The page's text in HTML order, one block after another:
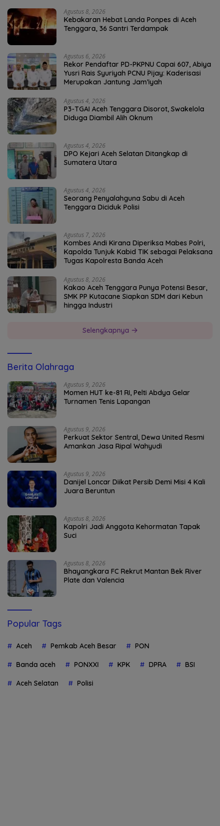
Agustus 8, 2026
Kebakaran Hebat Landa Ponpes di Aceh
Tenggara, 36 Santri Terdampak
Agustus 6, 2026
Rekor Pendaftar PD-PKPNU Capai 607, Abiya
Yusri Rais Syuriyah PCNU Pijay: Kaderisasi
Merupakan Jantung Jam’iyah
Agustus 4, 2026
P3-TGAI Aceh Tenggara Disorot, Swakelola
Diduga Diambil Alih Oknum
Agustus 4, 2026
DPO Kejari Aceh Selatan Ditangkap di
Sumatera Utara
Agustus 4, 2026
Seorang Penyalahguna Sabu di Aceh
Tenggara Diciduk Polisi
Agustus 7, 2026
Kombes Andi Kirana Diperiksa Mabes Polri,
Kapolda Tunjuk Kabid TIK sebagai Pelaksana
Tugas Kapolresta Banda Aceh
Agustus 8, 2026
Kakao Aceh Tenggara Punya Potensi Besar,
SMK PP Kutacane Siapkan SDM dari Kebun
hingga Industri
Selengkapnya
Berita Olahraga
Agustus 9, 2026
Momen HUT ke-81 RI, Pelti Abdya Gelar
Turnamen Tenis Lapangan
Agustus 9, 2026
Perkuat Sektor Sentral, Dewa United Resmi
Amankan Jasa Ripal Wahyudi
Agustus 9, 2026
Danijel Loncar Diikat Persib Demi Misi 4 Kali
Juara Beruntun
Agustus 8, 2026
Kapolri Jadi Anggota Kehormatan Tapak
Suci
Agustus 8, 2026
Bhayangkara FC Rekrut Mantan Bek River
Plate dan Valencia
Popular Tags
Aceh Pemkab Aceh Besar PON
Banda aceh PONXXI KPK DPRA BSI
Aceh Selatan Polisi